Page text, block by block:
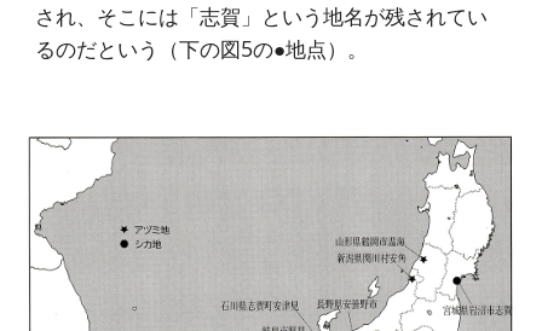
され、そこには「志賀」という地名が残されてい
るのだという（下の図5の●地点）。